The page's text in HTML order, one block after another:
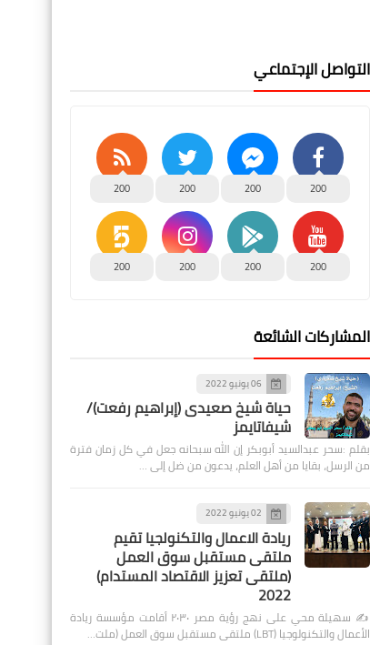
التواصل الإجتماعي
200
200
200
200
200
200
200
200
المشاركات الشائعة
06 يونيو 2022
حياة شيخ صعيدى (إبراهيم رفعت)/
شيفاتايمز
بقلم :سحر عبدالسيد أبوبكر إن الله سبحانه جعل في كل زمان فترة
من الرسل، بقايا من أهل العلم، يدعون من ضل إلى …
02 يونيو 2022
ريادة الاعمال والتكنولجيا تقيم
ملتقى مستقبل سوق العمل
(ملتقى تعزيز الاقتصاد المستدام)
2022
✍️ سهيلة محي على نهج رؤية مصر ٢٠٣٠ أقامت مؤسسة ريادة
الأعمال والتكنولوجيا (LBT) ملتقى مستقبل سوق العمل (ملت…